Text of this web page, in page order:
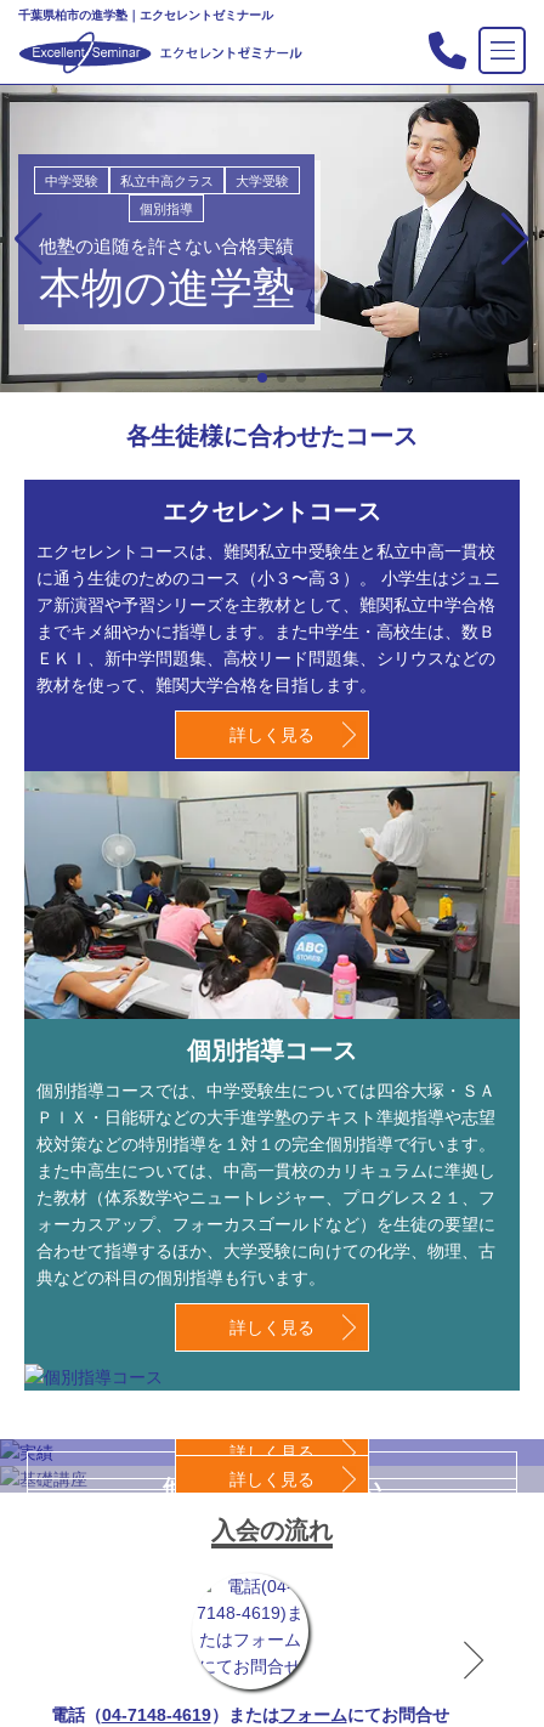
千葉県柏市の進学塾｜エクセレントゼミナール
TOP
合格実績
入会案内
行事
新・主宰のブログ
私立中高リンク集
プライバシーポリシー
中学受験 私立中高クラス
大学受験
個別指導
他塾の追随を許さない合格実績
本物の進学塾
各生徒様に合わせたコース
エクセレントコース
エクセレントコースは、難関私立中受験生と私立中高一貫校
に通う生徒のためのコース（小３〜高３）。 小学生はジュニ
ア新演習や予習シリーズを主教材として、難関私立中学合格
までキメ細やかに指導します。また中学生・高校生は、数Ｂ
ＥＫＩ、新中学問題集、高校リード問題集、シリウスなどの
教材を使って、難関大学合格を目指します。
詳しく見る
個別指導コース
個別指導コースでは、中学受験生については四谷大塚・ＳＡ
ＰＩＸ・日能研などの大手進学塾のテキスト準拠指導や志望
校対策などの特別指導を１対１の完全個別指導で行います。
また中高生については、中高一貫校のカリキュラムに準拠し
た教材（体系数学やニュートレジャー、プログレス２１、フ
ォーカスアップ、フォーカスゴールドなど）を生徒の要望に
合わせて指導するほか、大学受験に向けての化学、物理、古
典などの科目の個別指導も行います。
詳しく見る
他塾の追随を許さない
合格実績
詳しく見る
中学受験の基礎講座
詳しく見る
入会の流れ
電話（04-7148-4619）またはフォームにてお問合せ